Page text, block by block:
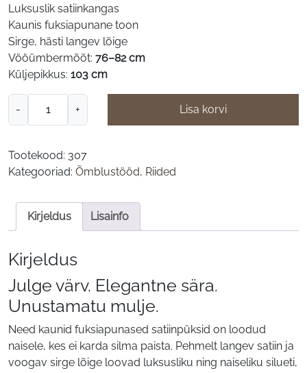
Luksuslik satiinkangas
Kaunis fuksiapunane toon
Sirge, hästi langev lõige
Vööümbermõõt: 76–82 cm
Küljepikkus: 103 cm
- + Lisa korvi
Tootekood: 307
Kategooriad: Õmblustööd, Riided
Kirjeldus Lisainfo
Kirjeldus
Julge värv. Elegantne sära.
Unustamatu mulje.
Need kaunid fuksiapunased satiinpüksid on loodud
naisele, kes ei karda silma paista. Pehmelt langev satiin ja
voogav sirge lõige loovad luksusliku ning naiseliku silueti,